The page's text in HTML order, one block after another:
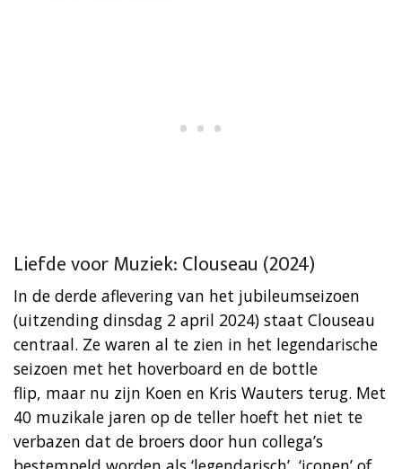
Liefde voor Muziek: Clouseau (2024)
In de derde aflevering van het jubileumseizoen
(uitzending dinsdag 2 april 2024) staat Clouseau
centraal. Ze waren al te zien in het legendarische
seizoen met het hoverboard en de bottle
flip, maar nu zijn Koen en Kris Wauters terug. Met
40 muzikale jaren op de teller hoeft het niet te
verbazen dat de broers door hun collega’s